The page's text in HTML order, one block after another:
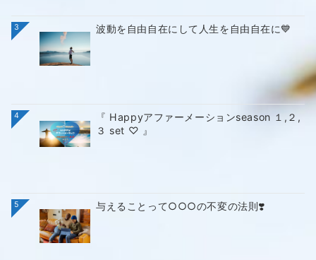
3 波動を自由自在にして人生を自由自在に💙
4
『 Happyアファーメーションseason １,２,
３ set ♡ 』
5 与えることって○○○の不変の法則❣️